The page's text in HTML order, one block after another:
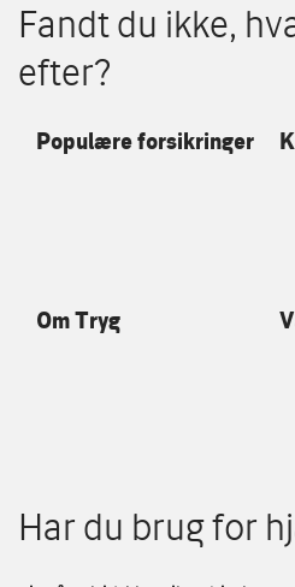
Fandt du ikke,
efter?
Populære forsikringer
Om Tryg
Har du brug for